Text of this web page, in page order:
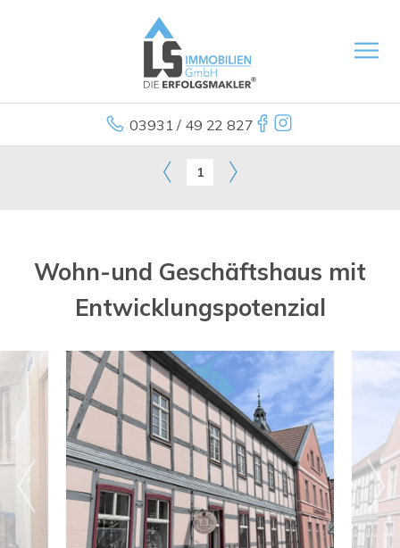
03931 / 49 22 827
1
Wohn-und Geschäftshaus mit
Entwicklungspotenzial